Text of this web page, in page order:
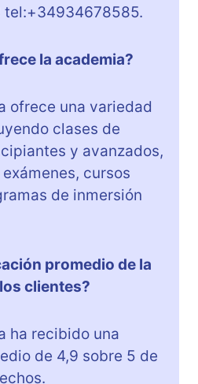
tel:+34934678585.
la academia?
ofrece una variedad
clases de
y avanzados,
cursos
de inmersión
promedio de la
clientes?
ha recibido una
de 4,9 sobre 5 de